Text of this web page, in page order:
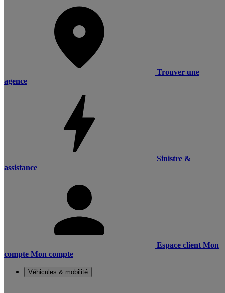
Trouver une
agence
Sinistre &
assistance
Espace client Mon
compte Mon compte
Véhicules & mobilité